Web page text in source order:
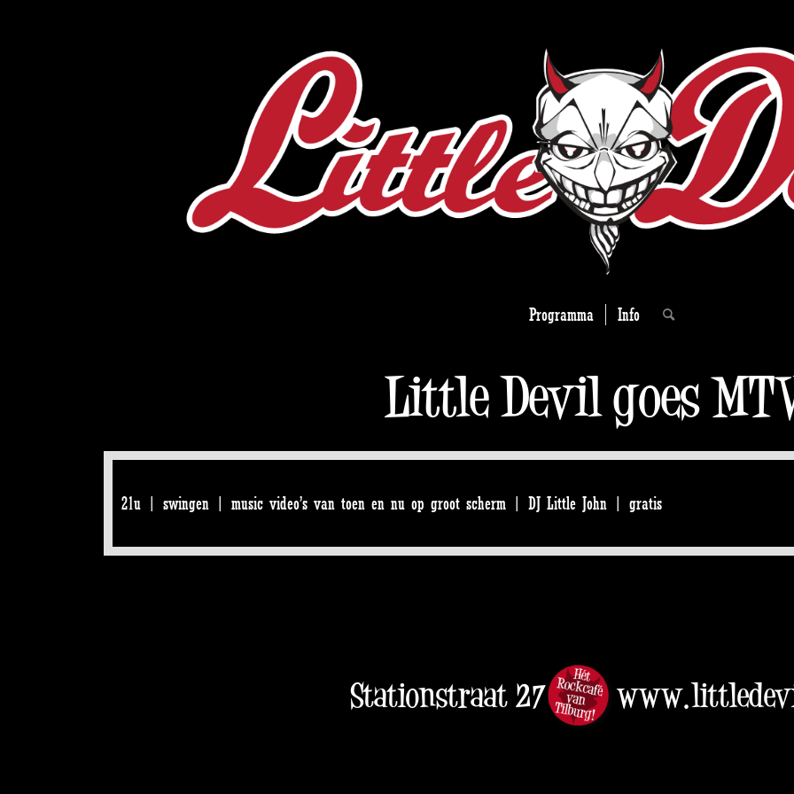
Programma Info
Little Devil goes
21u | swingen | music video’s van toen en nu op groot scherm | DJ Little John | gratis
Stationstraat 27